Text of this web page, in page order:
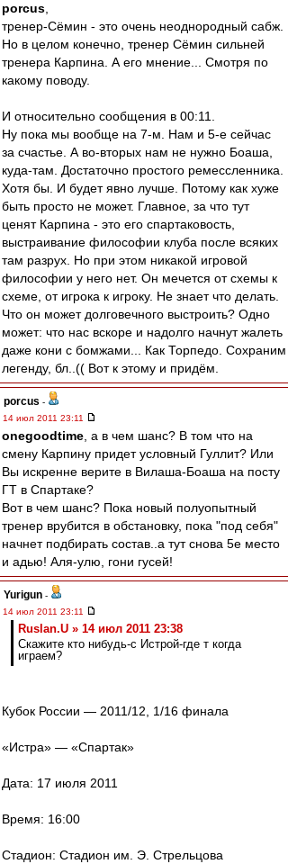
porcus
тренер-Сёмин - это очень неоднородный сабж.
Но в целом конечно, тренер Сёмин сильней
тренера Карпина. А его мнение... Смотря по
какому поводу.
И относительно сообщения в 00:11.
Ну пока мы вообще на 7-м. Нам и 5-е сейчас
за счастье. А во-вторых нам не нужно Боаша,
куда-там. Достаточно простого ремессленника.
Хотя бы. И будет явно лучше. Потому как хуже
быть просто не может. Главное, за что тут
ценят Карпина - это его спартаковость,
выстраивание философии клуба после всяких
там разрух. Но при этом никакой игровой
философии у него нет. Он мечется от схемы к
схеме, от игрока к игроку. Не знает что делать.
Что он может долговечного выстроить? Одно
может: что нас вскоре и надолго начнут жалеть
даже кони с бомжами... Как Торпедо. Сохраним
легенду, бл..(( Вот к этому и придём.
porcus -
14 июл 2011 23:11
onegoodtime , а в чем шанс? В том что на
смену Карпину придет условный Гуллит? Или
Вы искренне верите в Вилаша-Боаша на посту
ГТ в Спартаке?
Вот в чем шанс? Пока новый полуопытный
тренер врубится в обстановку, пока "под себя"
начнет подбирать состав..а тут снова 5е место
и адью! Аля-улю, гони гусей!
Yurigun -
14 июл 2011 23:11
Ruslan.U » 14 июл 2011 23:38
Скажите кто нибудь-с Истрой-где т когда
играем?
Кубок России — 2011/12, 1/16 финала
«Истра» — «Спартак»
Дата: 17 июля 2011
Время: 16:00
Стадион: Стадион им. Э. Стрельцова